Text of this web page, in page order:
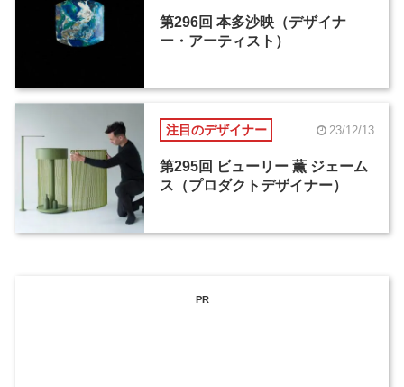
第296回 本多沙映（デザイナ
ー・アーティスト）
注目のデザイナー 23/12/13
第295回 ビューリー 薫 ジェーム
ス（プロダクトデザイナー）
PR